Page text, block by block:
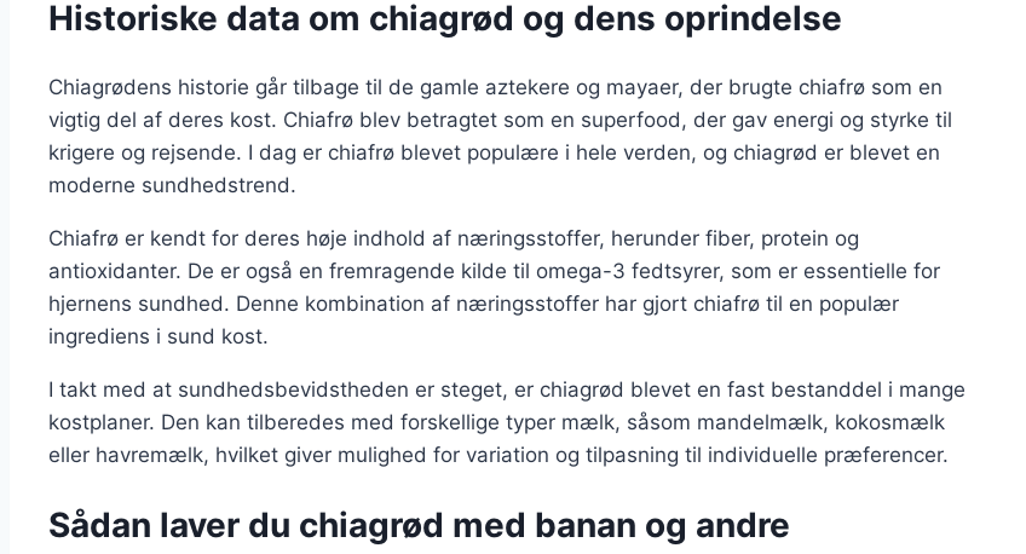
Historiske data om chiagrød og dens oprindelse
Chiagrødens historie går tilbage til de gamle aztekere og mayaer, der brugte chiafrø som en
vigtig del af deres kost. Chiafrø blev betragtet som en superfood, der gav energi og styrke til
krigere og rejsende. I dag er chiafrø blevet populære i hele verden, og chiagrød er blevet en
moderne sundhedstrend.
Chiafrø er kendt for deres høje indhold af næringsstoffer, herunder fiber, protein og
antioxidanter. De er også en fremragende kilde til omega-3 fedtsyrer, som er essentielle for
hjernens sundhed. Denne kombination af næringsstoffer har gjort chiafrø til en populær
ingrediens i sund kost.
I takt med at sundhedsbevidstheden er steget, er chiagrød blevet en fast bestanddel i mange
kostplaner. Den kan tilberedes med forskellige typer mælk, såsom mandelmælk, kokosmælk
eller havremælk, hvilket giver mulighed for variation og tilpasning til individuelle præferencer.
Sådan laver du chiagrød med banan og andre